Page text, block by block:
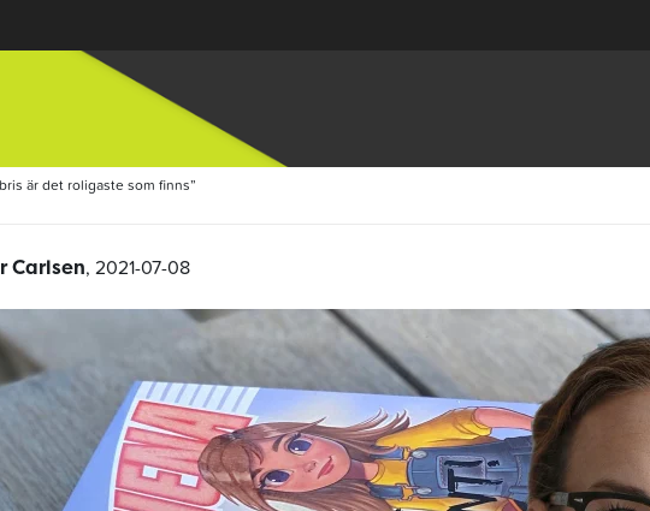
är det roligaste som finns”
Carlsen, 2021-07-08